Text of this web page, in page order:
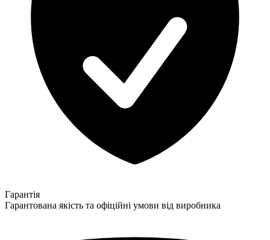
Гарантія
Гарантована якість та офіційні умови від виробника